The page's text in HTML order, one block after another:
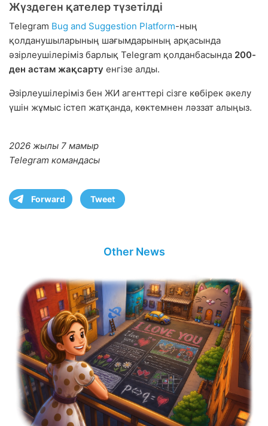
Жүздеген қателер түзетілді
Telegram Bug and Suggestion Platform-ның
қолданушыларының шағымдарының арқасында
әзірлеушілеріміз барлық Telegram қолданбасында 200-
ден астам жақсарту енгізе алды.
Әзірлеушілеріміз бен ЖИ агенттері сізге көбірек әкелу
үшін жұмыс істеп жатқанда, көктемнен ләззат алыңыз.
2026 жылы 7 мамыр
Telegram командасы
Forward Tweet
Other News